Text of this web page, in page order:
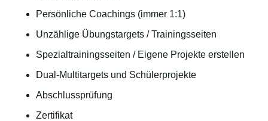
Persönliche Coachings (immer 1:1)
Unzählige Übungstargets / Trainingsseiten
Spezialtrainingsseiten / Eigene Projekte erstellen
Dual-Multitargets und Schülerprojekte
Abschlussprüfung
Zertifikat